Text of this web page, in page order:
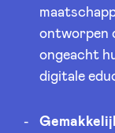
ontworpen
ongeacht
digitale